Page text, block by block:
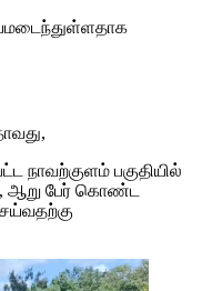
நாவற்குளம் பகுதியில்
பேர் கொண்ட